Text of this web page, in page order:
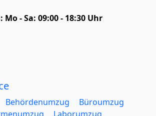
Mo - Sa: 09:00 - 18:30 Uhr
Behördenumzug
Büroumzug
Laborumzug